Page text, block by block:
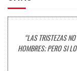
“LAS TRISTEZAS
HOMBRES; PERO SI